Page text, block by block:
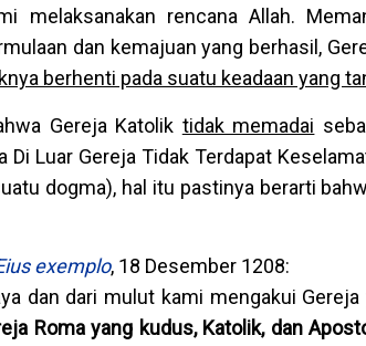
melaksanakan rencana Allah.
dan kemajuan yang berhasil,
berhenti pada suatu keadaan yang
Gereja Katolik tidak memadai
Di Luar Gereja Tidak Terdapat
dogma), hal itu pastinya berarti
exemplo, 18 Desember 1208:
dan dari mulut kami mengakui
Roma yang kudus, Katolik, dan